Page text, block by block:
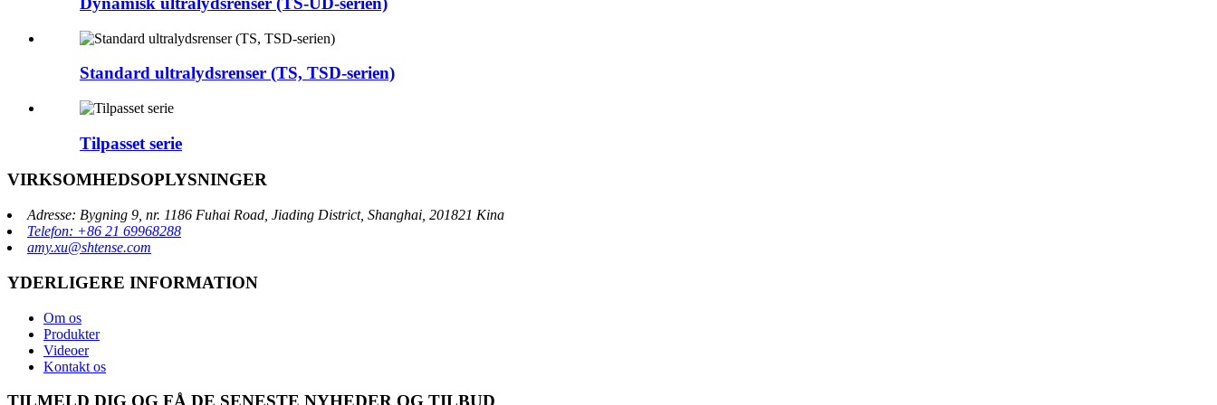
Standard ultralydsrenser (TS, TSD-serien)
Tilpasset serie
VIRKSOMHEDSOPLYSNINGER
Adresse: Bygning 9, nr. 1186 Fuhai Road, Jiading District, Shanghai, 201821 Kina
Telefon: +86 21 69968288
amy.xu@shtense.com
YDERLIGERE INFORMATION
Om os
Produkter
Videoer
Kontakt os